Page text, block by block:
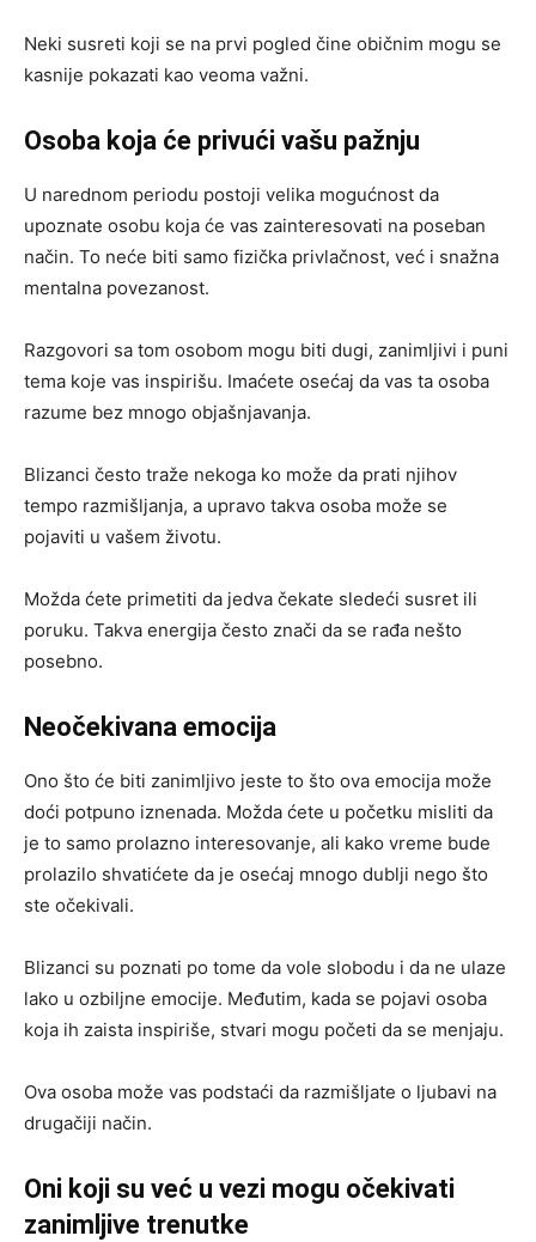
Neki susreti koji se na prvi pogled čine običnim mogu se
kasnije pokazati kao veoma važni.
Osoba koja će privući vašu pažnju
U narednom periodu postoji velika mogućnost da
upoznate osobu koja će vas zainteresovati na poseban
način. To neće biti samo fizička privlačnost, već i snažna
mentalna povezanost.
Razgovori sa tom osobom mogu biti dugi, zanimljivi i puni
tema koje vas inspirišu. Imaćete osećaj da vas ta osoba
razume bez mnogo objašnjavanja.
Blizanci često traže nekoga ko može da prati njihov
tempo razmišljanja, a upravo takva osoba može se
pojaviti u vašem životu.
Možda ćete primetiti da jedva čekate sledeći susret ili
poruku. Takva energija često znači da se rađa nešto
posebno.
Neočekivana emocija
Ono što će biti zanimljivo jeste to što ova emocija može
doći potpuno iznenada. Možda ćete u početku misliti da
je to samo prolazno interesovanje, ali kako vreme bude
prolazilo shvatićete da je osećaj mnogo dublji nego što
ste očekivali.
Blizanci su poznati po tome da vole slobodu i da ne ulaze
lako u ozbiljne emocije. Međutim, kada se pojavi osoba
koja ih zaista inspiriše, stvari mogu početi da se menjaju.
Ova osoba može vas podstaći da razmišljate o ljubavi na
drugačiji način.
Oni koji su već u vezi mogu očekivati
zanimljive trenutke